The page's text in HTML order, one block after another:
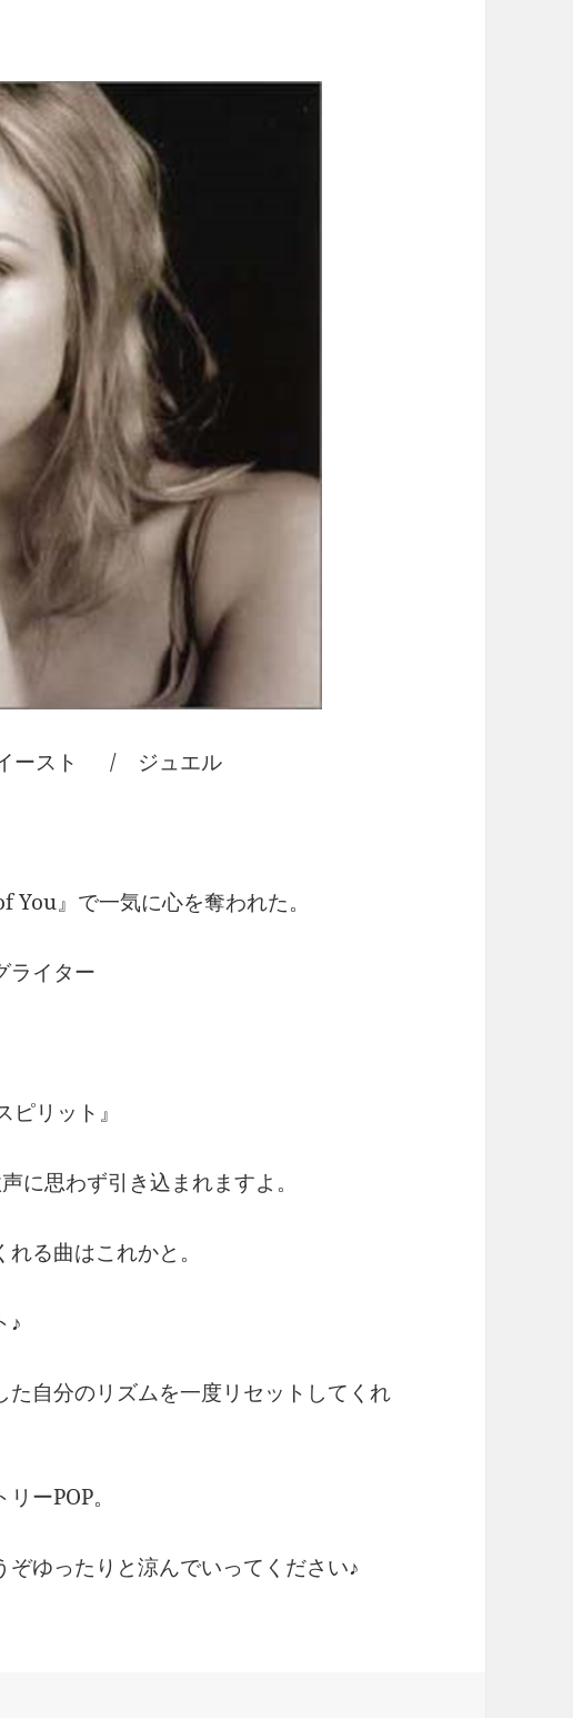
イースト / ジュエル
You』で一気に心を奪われた。
ライター
リット』
に思わず引き込まれますよ。
る曲はこれかと。
♪
自分のリズムを一度リセットしてくれ
ーPOP。
ゆったりと涼んでいってください♪